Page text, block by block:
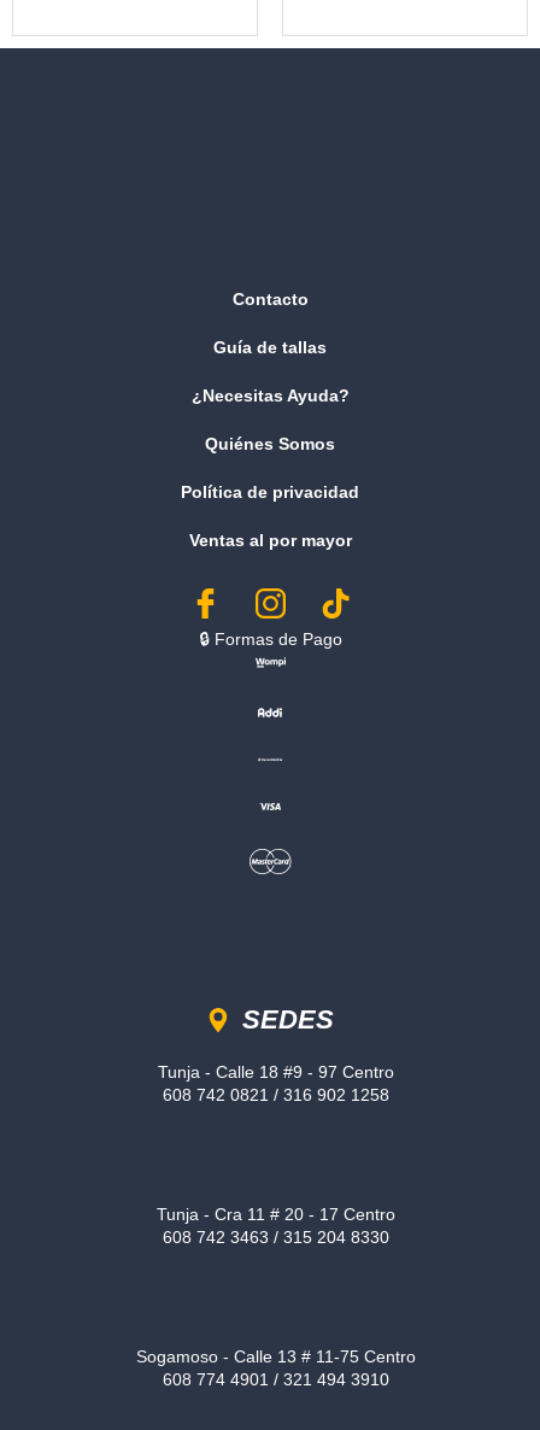
Contacto
Guía de tallas
¿Necesitas Ayuda?
Quiénes Somos
Política de privacidad
Ventas al por mayor
🔒︎ Formas de Pago
SEDES
Tunja - Calle 18 #9 - 97 Centro
608 742 0821 / 316 902 1258
Tunja - Cra 11 # 20 - 17 Centro
608 742 3463 / 315 204 8330
Sogamoso - Calle 13 # 11-75 Centro
608 774 4901 / 321 494 3910